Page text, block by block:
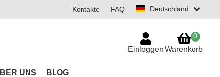
Deutschland
Kontakte FAQ
UNS BLOG
Einloggen Warenkorb
0